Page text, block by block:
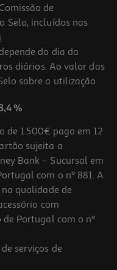
de
Selo, incluídos nas
.
do dia da
diários. Ao valor das
sobre a utilização
%
de 1.500€ pago em 12
sujeita a
Bank – Sucursal em
com o nº 881. A
qualidade de
com
Portugal com o nº
serviços de